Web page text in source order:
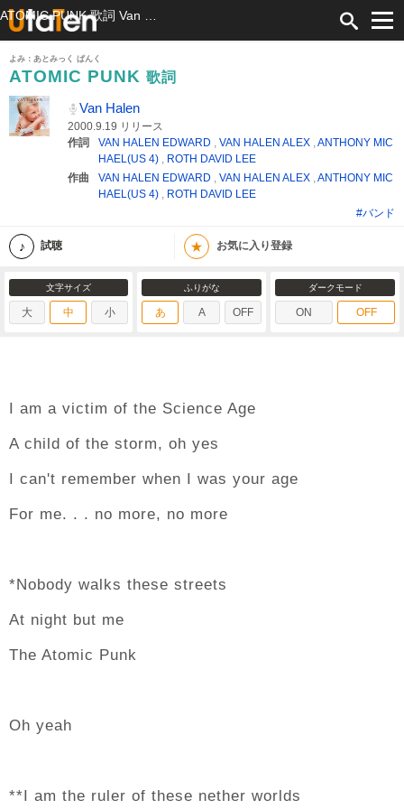
よみ：あとみっく ぱんく
ATOMIC PUNK 歌詞
Van Halen
2000.9.19 リリース
作詞
VAN HALEN EDWARD , VAN HALEN ALEX ,ANTHONY MIC
HAEL(US 4) , ROTH DAVID LEE
作曲
VAN HALEN EDWARD , VAN HALEN ALEX ,ANTHONY MIC
HAEL(US 4) , ROTH DAVID LEE
#バンド
試聴 ★ お気に入り登録
文字サイズ
大 中 小
ふりがな
あ A OFF
ダークモード
ON OFF
I am a victim of the Science Age
A child of the storm, oh yes
I can't remember when I was your age
For me. . . no more, no more
*Nobody walks these streets
At night but me
The Atomic Punk
Oh yeah
**I am the ruler of these nether worlds